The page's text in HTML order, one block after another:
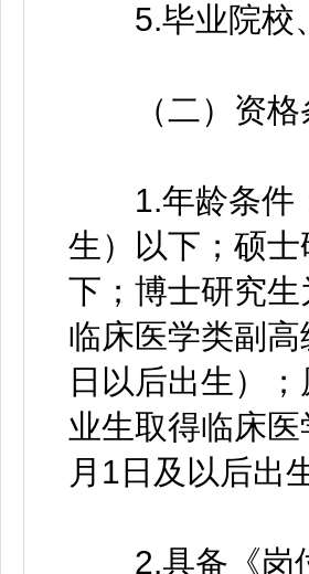
5.毕业院校、
（二）资格
1.年龄条件：
生）以下；硕
下；博士研究
临床医学类副
日以后出生）；
业生取得临床
月1日及以后出
2.具备《岗位